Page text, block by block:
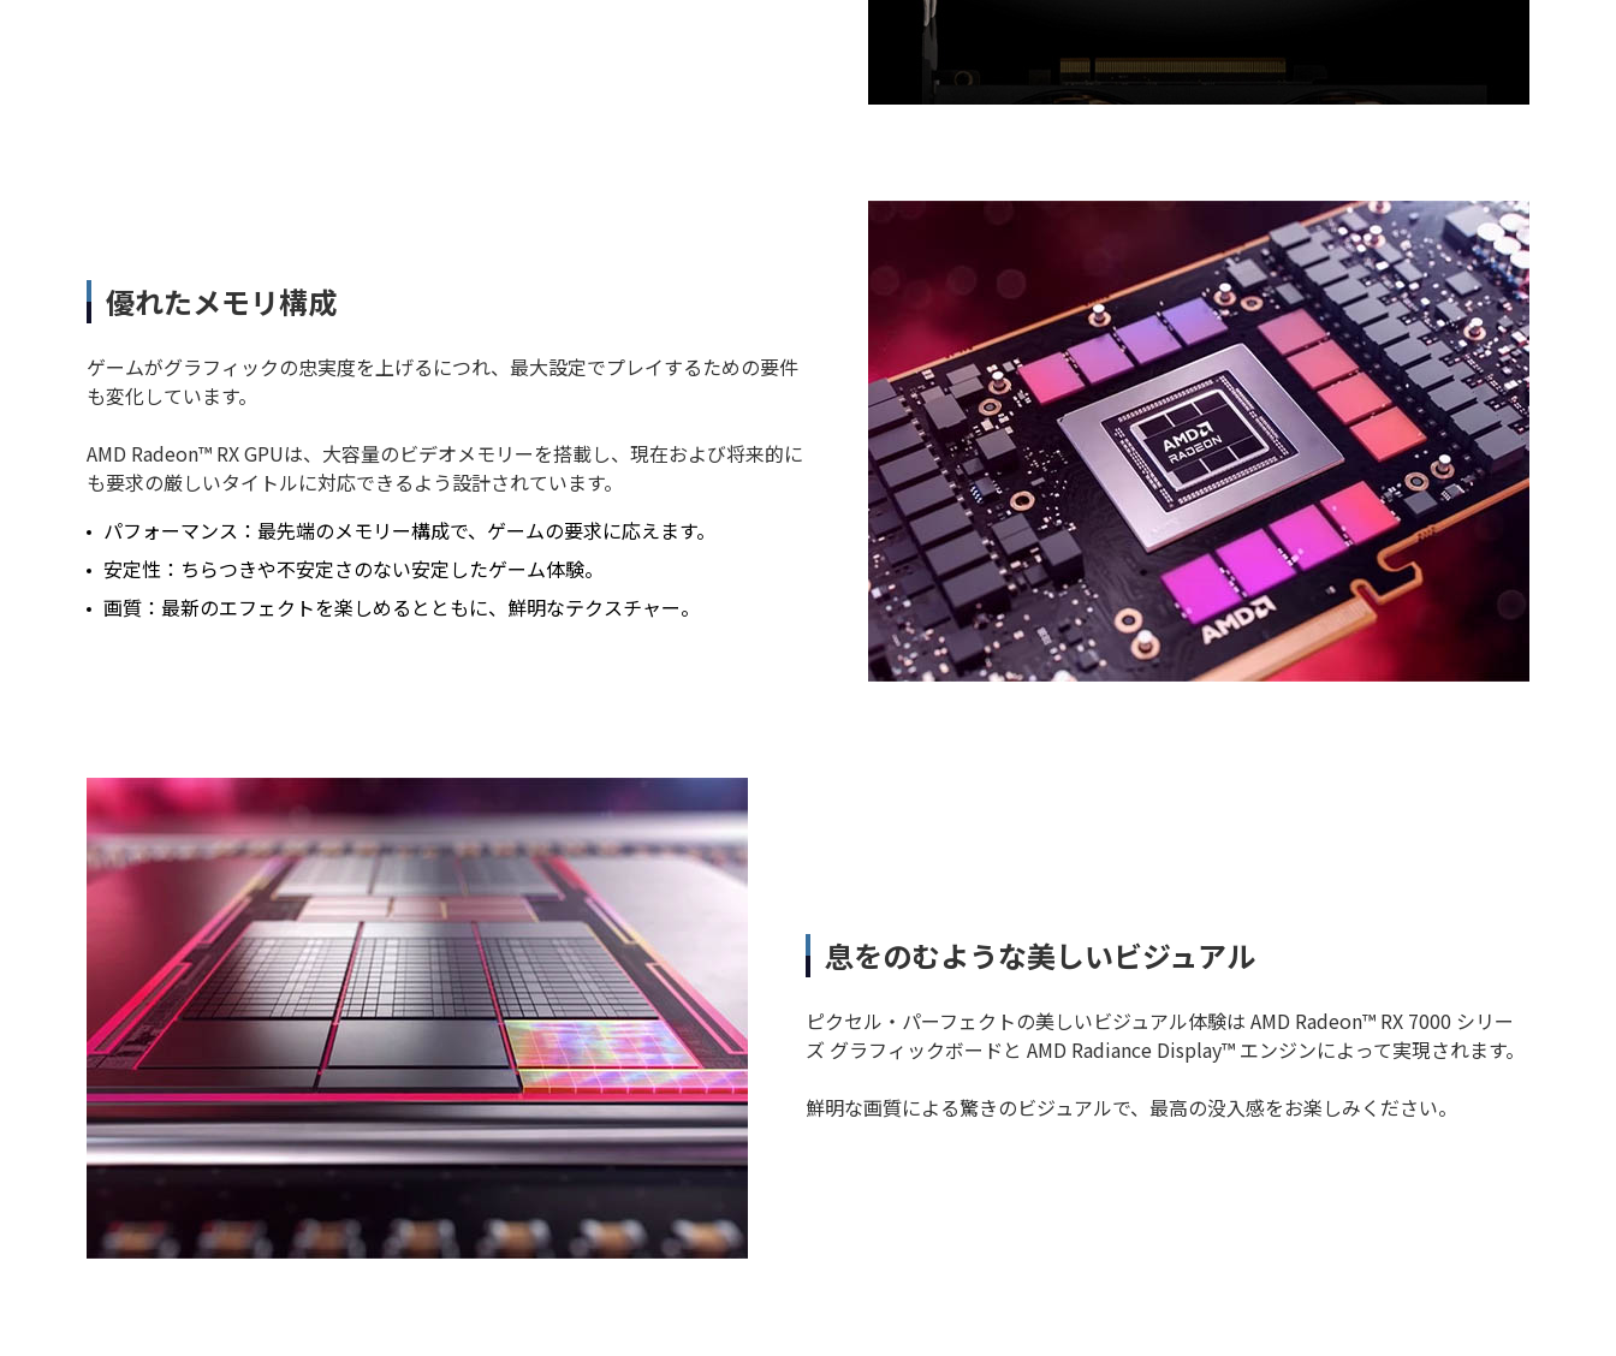
優れたメモリ構成
ゲームがグラフィックの忠実度を上げるにつれ、最大設定でプレイするための要件
も変化しています。
AMD Radeon™ RX GPUは、大容量のビデオメモリーを搭載し、現在および将来的に
も要求の厳しいタイトルに対応できるよう設計されています。
パフォーマンス：最先端のメモリー構成で、ゲームの要求に応えます。
安定性：ちらつきや不安定さのない安定したゲーム体験。
画質：最新のエフェクトを楽しめるとともに、鮮明なテクスチャー。
息をのむような美しいビジュアル
ピクセル・パーフェクトの美しいビジュアル体験は AMD Radeon™ RX 7000 シリー
ズ グラフィックボードと AMD Radiance Display™ エンジンによって実現されます。
鮮明な画質による驚きのビジュアルで、最高の没入感をお楽しみください。